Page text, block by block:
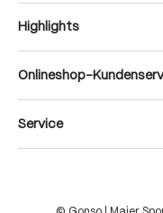
Highlights
Onlineshop-
Service